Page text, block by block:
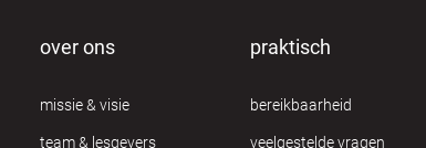
over ons
missie & visie
team & lesgevers
praktisch
bereikbaarheid
veelgestelde vragen